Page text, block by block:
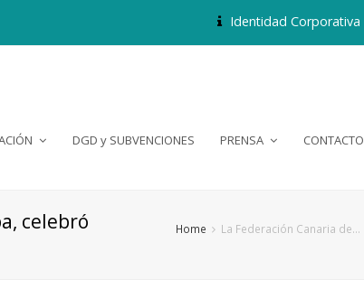
Identidad Corporativa
DGD y SUBVENCIONES PRENSA CONTACTO
celebró
Home La Federación Canaria de…